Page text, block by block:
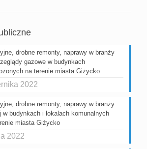
drobne remonty, naprawy w branży
gazowe w budynkach
na terenie miasta Giżycko
2022
drobne remonty, naprawy w branży
w budynkach i lokalach komunalnych
miasta Giżycko
2022